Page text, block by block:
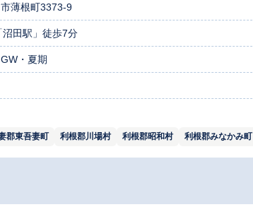
薄根町3373-9
沼田駅」徒歩7分
・夏期
郡東吾妻町 利根郡川場村 利根郡昭和村 利根郡みなかみ町